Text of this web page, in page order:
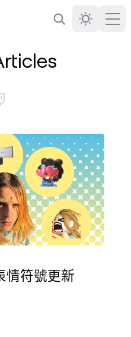
搜尋
Darkmode
情符號更新
新 發佈 - Dec 18, 2025